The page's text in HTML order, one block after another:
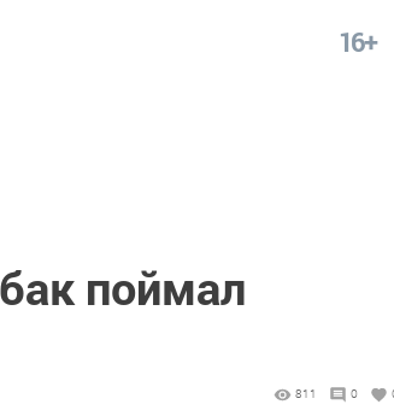
16+
поймал
811 0